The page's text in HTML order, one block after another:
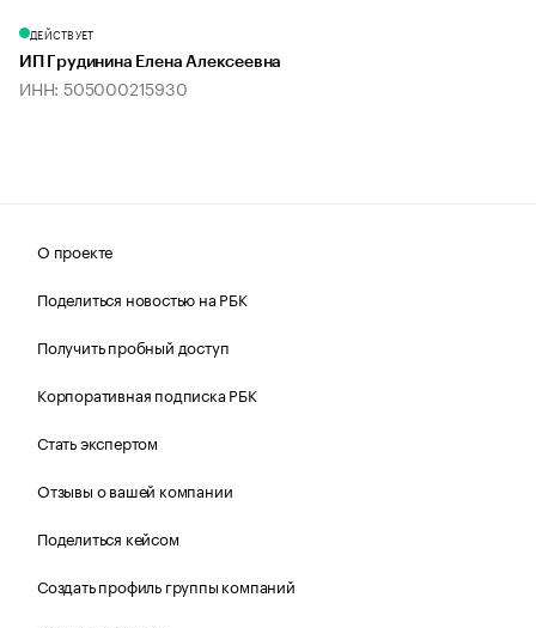
ДЕЙСТВУЕТ
ИП Грудинина Елена Алексеевна
ИНН: 505000215930
О проекте
Поделиться новостью на РБК
Получить пробный доступ
Корпоративная подписка РБК
Стать экспертом
Отзывы о вашей компании
Поделиться кейсом
Создать профиль группы компаний